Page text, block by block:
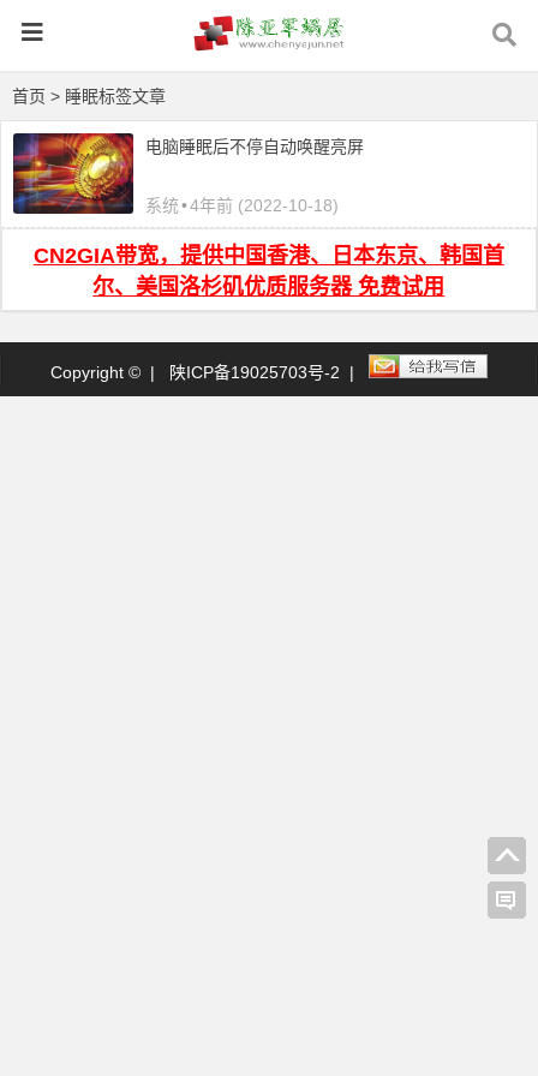
首页 > 睡眠标签文章
电脑睡眠后不停自动唤醒亮屏
系统•4年前 (2022-10-18)
CN2GIA带宽，提供中国香港、日本东京、韩国首
尔、美国洛杉矶优质服务器 免费试用
Copyright © | 陕ICP备19025703号-2 |